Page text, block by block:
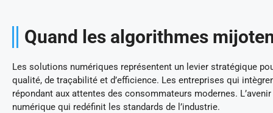
Quand les algorithmes
Les solutions numériques représentent un levier stratégique
qualité, de traçabilité et d’efficience. Les entreprises qui
répondant aux attentes des consommateurs modernes.
numérique qui redéfinit les standards de l’industrie.